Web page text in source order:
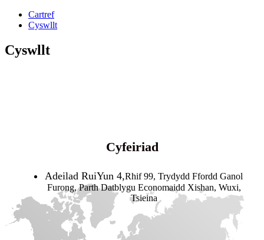
Cartref
Cyswllt
Cyswllt
Cyfeiriad
Adeilad RuiYun 4,Rhif 99, Trydydd Ffordd Ganol
Furong, Parth Datblygu Economaidd Xishan, Wuxi,
Tsieina